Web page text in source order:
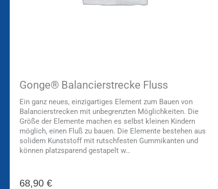
Gonge® Balancierstrecke Fluss
Ein ganz neues, einzigartiges Element zum Bauen von
Balancierstrecken mit unbegrenzten Möglichkeiten. Die
Größe der Elemente machen es selbst kleinen Kindern
möglich, einen Fluß zu bauen. Die Elemente bestehen aus
solidem Kunststoff mit rutschfesten Gummikanten und
können platzsparend gestapelt w…
68,90 €